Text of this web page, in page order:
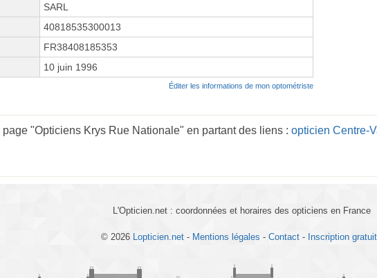
SARL
40818535300013
FR38408185353
10 juin 1996
Éditer les informations de mon optométriste
page "Opticiens Krys Rue Nationale" en partant des liens : opticien Centre-
L'Opticien.net : coordonnées et horaires des opticiens en France
© 2026 Lopticien.net - Mentions légales - Contact - Inscription